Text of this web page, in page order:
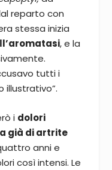
reparto con
stessa inizia
, e la
tutti i
i dolori
già di artrite
anni e
così intensi. Le